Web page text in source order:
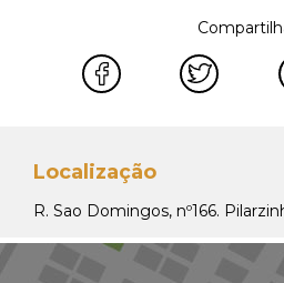
Localização
R. Sao Domingos, nº166.